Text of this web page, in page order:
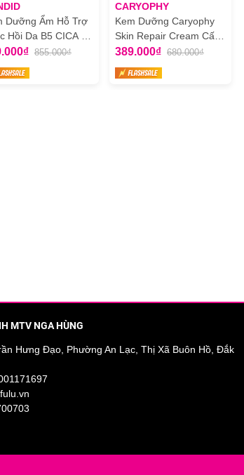
Dưỡng Ẩm Hỗ Trợ
Hồi Da B5 CICA -
B5 CICA Repair
Cream
855.000₫
CARYOPHY
Kem Dưỡng Caryophy
Skin Repair Cream Cấp
Ẩm Và Phục Hồi Da
50ml
389.000₫ 680.000₫
MTV NGA HÙNG
Hưng Đạo, Phường An Lạc, Thị Xã Buôn Hồ, Đắk